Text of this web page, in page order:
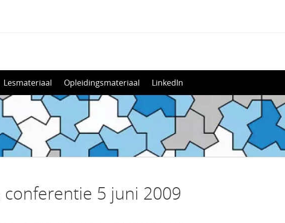
Lesmateriaal Opleidingsmateriaal LinkedIn
5 juni 2009